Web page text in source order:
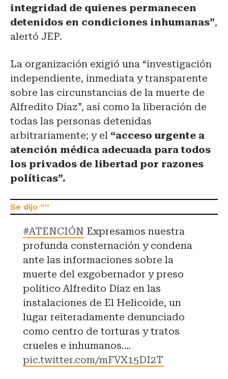
integridad de quienes permanecen
detenidos en condiciones inhumanas”,
alertó JEP.
La organización exigió una “investigación
independiente, inmediata y transparente
sobre las circunstancias de la muerte de
Alfredito Díaz”, así como la liberación de
todas las personas detenidas
arbitrariamente; y el “acceso urgente a
atención médica adecuada para todos
los privados de libertad por razones
políticas”.
#ATENCIÓN Expresamos nuestra
profunda consternación y condena
ante las informaciones sobre la
muerte del exgobernador y preso
político Alfredito Díaz en las
instalaciones de El Helicoide, un
lugar reiteradamente denunciado
como centro de torturas y tratos
crueles e inhumanos.…
pic.twitter.com/mFVX15DI2T